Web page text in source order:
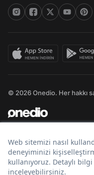
© 2026 Onedio. Her hakkı
Bir